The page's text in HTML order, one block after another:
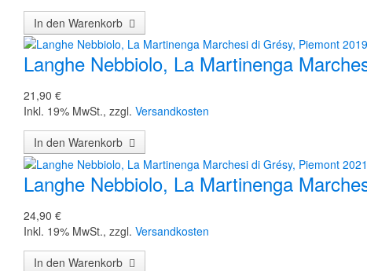
In den Warenkorb
Langhe Nebbiolo, La Martinenga
21,90 €
Inkl. 19% MwSt., zzgl. Versandkosten
In den Warenkorb
Langhe Nebbiolo, La Martinenga
24,90 €
Inkl. 19% MwSt., zzgl. Versandkosten
In den Warenkorb